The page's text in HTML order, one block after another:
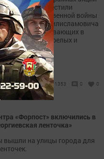
горжусь» навестили
Отечественной войны
Габбаса Шайхилисламовича
тыла, проживающих в
для престарелых и
1353 0 0
«Форпост» включились в
ленточка»
вышли на улицы города для